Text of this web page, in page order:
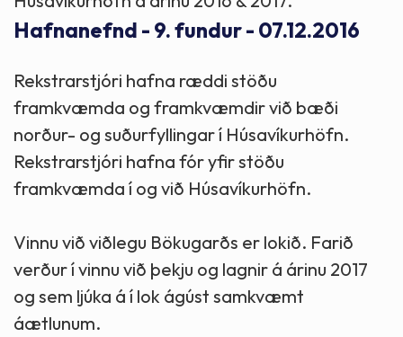
Hafnanefnd - 9. fundur - 07.12.2016
Rekstrarstjóri hafna ræddi stöðu
framkvæmda og framkvæmdir við bæði
norður- og suðurfyllingar í Húsavíkurhöfn.
Rekstrarstjóri hafna fór yfir stöðu
framkvæmda í og við Húsavíkurhöfn.
Vinnu við viðlegu Bökugarðs er lokið. Farið
verður í vinnu við þekju og lagnir á árinu 2017
og sem ljúka á í lok ágúst samkvæmt
áætlunum.